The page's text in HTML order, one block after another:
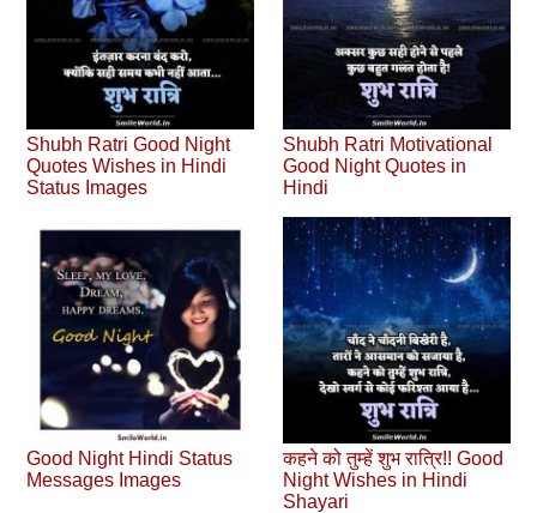
Shubh Ratri Good Night
Quotes Wishes in Hindi
Status Images
Shubh Ratri Motivational
Good Night Quotes in
Hindi
Good Night Hindi Status
Messages Images
कहने को तुम्हें शुभ रात्रि!! Good
Night Wishes in Hindi
Shayari